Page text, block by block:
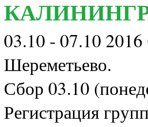
03.10 - 07.10
Шереметьево.
Сбор 03.10
Регистрация